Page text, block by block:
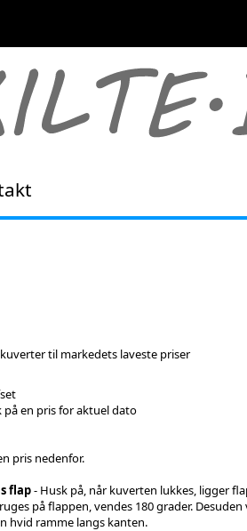
til markedets laveste priser
på en pris for aktuel dato
pris nedenfor.
flap- Husk på, når kuverten lukkes, ligger
på flappen, vendes 180 grader.
hvid ramme langs kanten.